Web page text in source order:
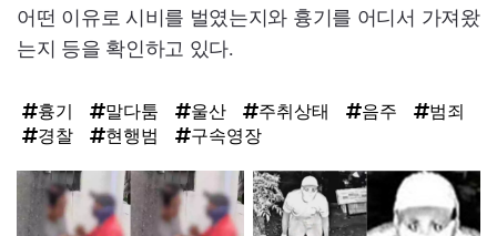
어떤 이유로 시비를 벌였는지와 흉기를 어디서 가져왔
는지 등을 확인하고 있다.
흉기 말다툼 울산 주취상태 음주
범죄
경찰
현행범 구속영장
탑
라
인